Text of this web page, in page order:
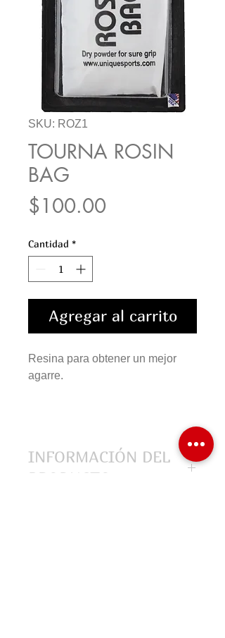
SKU: ROZ1
TOURNA ROSIN
BAG
$100.00
Cantidad *
Agregar al carrito
Resina para obtener un mejor
agarre.
INFORMACIÓN DEL
PRODUCTO